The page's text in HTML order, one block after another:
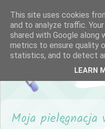
Moja pielęgnacja
This site uses cookies
and to analyze traffic.
shared with Google along
metrics to ensure quality
statistics, and to detect
LEARN